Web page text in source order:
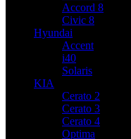
Accord 8
Civic 8
Hyundai
Accent
i40
Solaris
KIA
Cerato 2
Cerato 3
Cerato 4
Optima